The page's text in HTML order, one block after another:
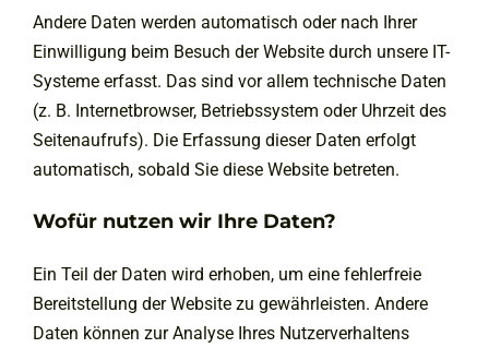
Andere Daten werden automatisch oder nach Ihrer
Einwilligung beim Besuch der Website durch unsere IT-
Systeme erfasst. Das sind vor allem technische Daten
(z. B. Internetbrowser, Betriebssystem oder Uhrzeit des
Seitenaufrufs). Die Erfassung dieser Daten erfolgt
automatisch, sobald Sie diese Website betreten.
Wofür nutzen wir Ihre Daten?
Ein Teil der Daten wird erhoben, um eine fehlerfreie
Bereitstellung der Website zu gewährleisten. Andere
Daten können zur Analyse Ihres Nutzerverhaltens